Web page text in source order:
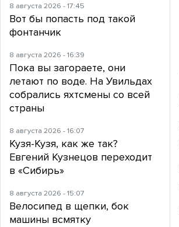
8 августа 2026 - 17:45
Вот бы попасть под такой
фонтанчик
8 августа 2026 - 16:39
Пока вы загораете, они
летают по воде. На Увильдах
собрались яхтсмены со всей
страны
8 августа 2026 - 16:07
Кузя-Кузя, как же так?
Евгений Кузнецов переходит
в «Сибирь»
8 августа 2026 - 15:07
Велосипед в щепки, бок
машины всмятку